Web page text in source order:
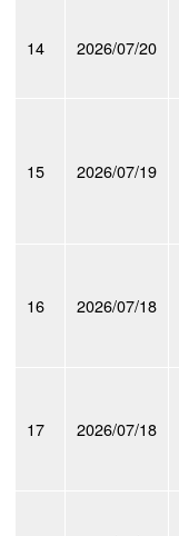
14 2026/07/20
15 2026/07/19
16 2026/07/18
17 2026/07/18